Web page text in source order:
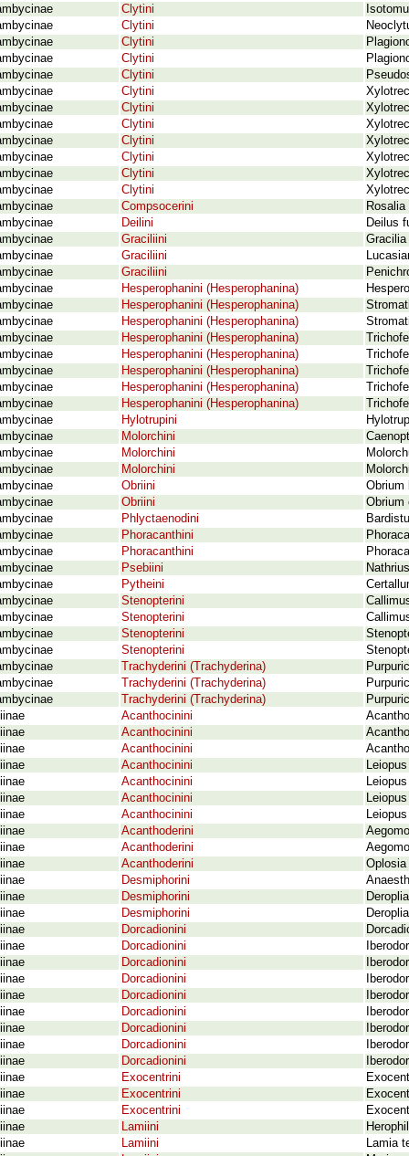
Clytini
Clytini
Clytini
Clytini
Clytini
Clytini
Clytini
Clytini
Clytini
Clytini
Clytini
Clytini
Compsocerini
Deilini
Deilus
Graciliini
Graciliini
Graciliini
Hesperophanini (Hesperophanina)
Hesperophanini (Hesperophanina)
Hesperophanini (Hesperophanina)
Hesperophanini (Hesperophanina)
Hesperophanini (Hesperophanina)
Hesperophanini (Hesperophanina)
Hesperophanini (Hesperophanina)
Hesperophanini (Hesperophanina)
Hylotrupini
Molorchini
Molorchini
Molorchini
Obriini
Obrium
Obriini
Obrium
Phlyctaenodini
Phoracanthini
Phoracanthini
Psebiini
Pytheini
Stenopterini
Stenopterini
Stenopterini
Stenopterini
Trachyderini (Trachyderina)
Trachyderini (Trachyderina)
Trachyderini (Trachyderina)
Acanthocinini
Acanthocinini
Acanthocinini
Acanthocinini
Acanthocinini
Acanthocinini
Acanthocinini
Acanthoderini
Acanthoderini
Acanthoderini
Oplosia
Desmiphorini
Desmiphorini
Desmiphorini
Dorcadionini
Dorcadionini
Dorcadionini
Dorcadionini
Dorcadionini
Dorcadionini
Dorcadionini
Dorcadionini
Dorcadionini
Exocentrini
Exocentrini
Exocentrini
Lamiini
Lamiini
Lamia